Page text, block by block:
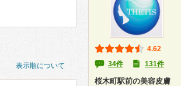
表示順について
4.62
34件
131件
桜木町駅前の美容皮膚